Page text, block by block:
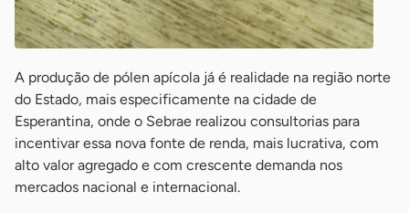
A produção de pólen apícola já é realidade na região norte
do Estado, mais especificamente na cidade de
Esperantina, onde o Sebrae realizou consultorias para
incentivar essa nova fonte de renda, mais lucrativa, com
alto valor agregado e com crescente demanda nos
mercados nacional e internacional.